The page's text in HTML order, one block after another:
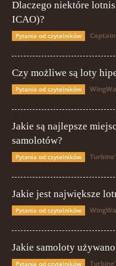
Dlaczego niektóre
ICAO)?
Pytania od czytelników
Czy możliwe są loty
Pytania od czytelników
Jakie są najlepsze
samolotów?
Pytania od czytelników
Jakie jest największe
Pytania od czytelników
Jakie samoloty
Pytania od czytelników